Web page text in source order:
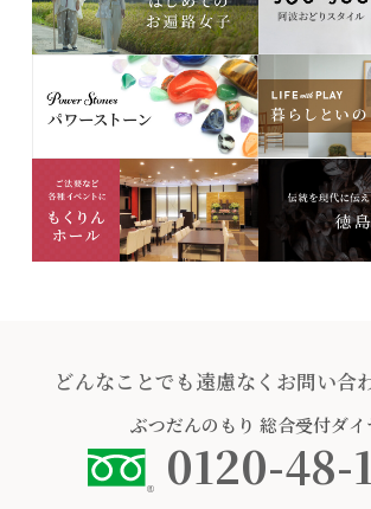
どんなことでも遠慮なくお問い合
ぶつだんのもり 総合受付ダイ
0120-48-